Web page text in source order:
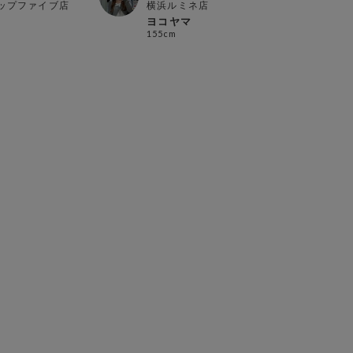
プファイブ店 横浜ルミネ店
ヨコヤマ
155cm